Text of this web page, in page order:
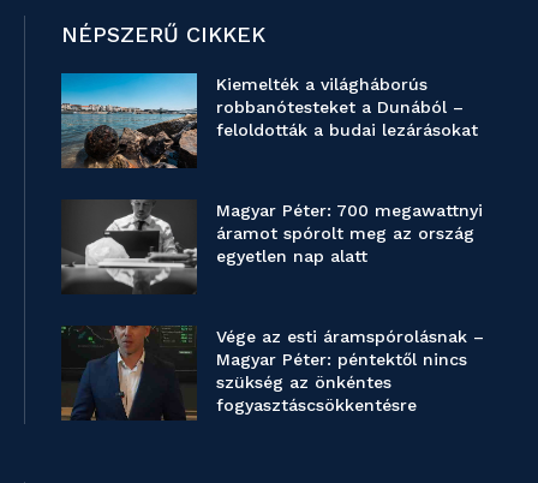
NÉPSZERŰ CIKKEK
Kiemelték a világháborús
robbanótesteket a Dunából –
feloldották a budai lezárásokat
Magyar Péter: 700 megawattnyi
áramot spórolt meg az ország
egyetlen nap alatt
Vége az esti áramspórolásnak –
Magyar Péter: péntektől nincs
szükség az önkéntes
fogyasztáscsökkentésre